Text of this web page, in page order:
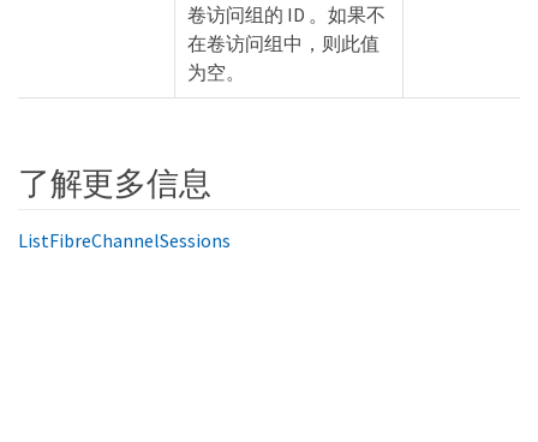
卷访问组的 ID 。如果不
在卷访问组中，则此值
为空。
了解更多信息
ListFibreChannelSessions